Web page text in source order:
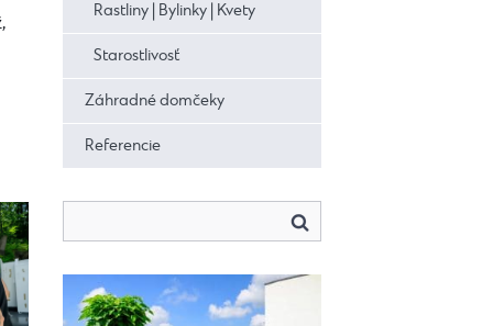
Rastliny | Bylinky | Kvety
Starostlivosť
Záhradné domčeky
Referencie